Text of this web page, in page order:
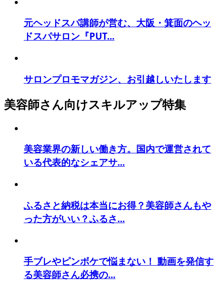
元ヘッドスパ講師が営む、大阪・箕面のヘッ
ドスパサロン『PUT...
サロンプロモマガジン、お引越しいたします
美容師さん向けスキルアップ特集
美容業界の新しい働き方。国内で運営されて
いる代表的なシェアサ...
ふるさと納税は本当にお得？美容師さんもや
った方がいい？ふるさ...
手ブレやピンボケで悩まない！ 動画を発信す
る美容師さん必携の...